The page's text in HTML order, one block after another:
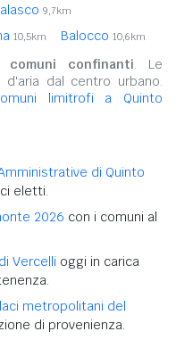
9,7km
10,5km Balocco 10,6km
comuni confinanti. Le
dal centro urbano.
limitrofi a Quinto
di Quinto
eletti.
2026 con i comuni al
Vercelli oggi in carica
metropolitani del
di provenienza.